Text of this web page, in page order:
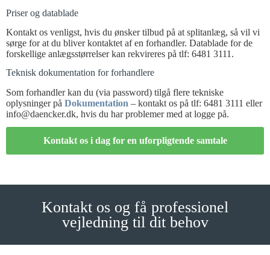
Priser og datablade
Kontakt os venligst, hvis du ønsker tilbud på at splitanlæg, så vil vi
sørge for at du bliver kontaktet af en forhandler. Datablade for de
forskellige anlægsstørrelser kan rekvireres på tlf: 6481 3111.
Teknisk dokumentation for forhandlere
Som forhandler kan du (via password) tilgå flere tekniske
oplysninger på Dokumentation – kontakt os på tlf: 6481 3111 eller
info@daencker.dk, hvis du har problemer med at logge på.
Kontakt os i dag for en uforpligtende samtale​
Kontakt os og få professionel
vejledning til dit behov